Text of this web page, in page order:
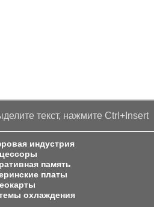
текст, нажмите Ctrl+Insert
индустрия
память
платы
охлаждения